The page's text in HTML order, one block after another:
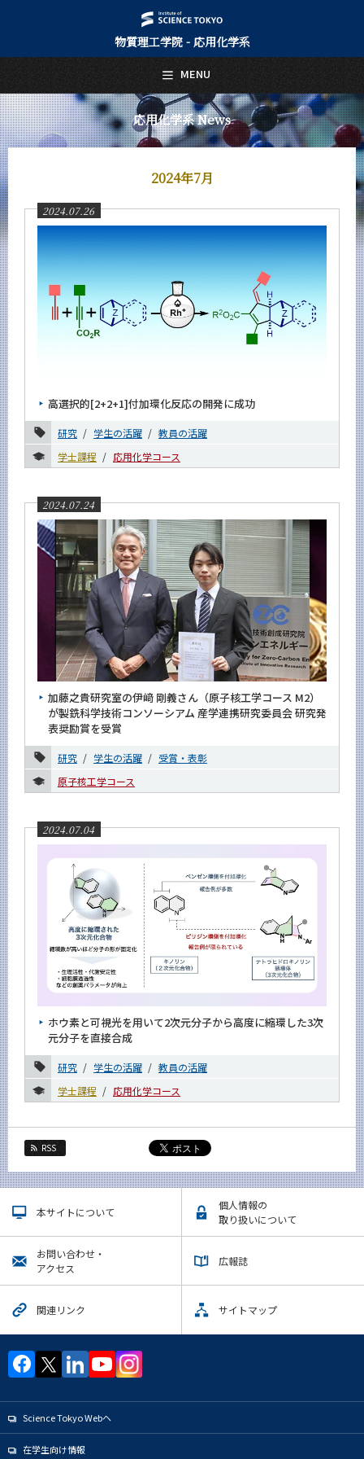
物質理工学院 - 応用化学系
応用化学系 News
2024年7月
2024.07.26
高選択的[2+2+1]付加環化反応の開発に成功
研究 学生の活躍
教員の活躍
学士課程
応用化学コース
2024.07.24
加藤之貴研究室の伊﨑 剛義さん（原子核工学コース M2）
が製銑科学技術コンソーシアム 産学連携研究委員会 研究発
表奨励賞を受賞
研究 学生の活躍
受賞・表彰
原子核工学コース
2024.07.04
ホウ素と可視光を用いて2次元分子から高度に縮環した3次
元分子を直接合成
研究 学生の活躍
教員の活躍
学士課程
応用化学コース
RSS
本サイトについて
個人情報の
取り扱いについて
お問い合わせ・
アクセス
広報誌
関連リンク サイトマップ
Science Tokyo Webヘ
在学生向け情報
MENU
日本語 English
トップページ
Top Page
応用化学系について
About Us
教員・研究室
Future
入学案内
Admissions
News 一覧
カテゴリ別
課程別
月別
2026年
2025年
2024年
10月
9月
8月
7月
6月
3月
2月
1月
2023年
2022年
2021年
2020年
2018年
2017年
2016年
イベントカレンダー
Event Calendar
サイト構成
学内向け情報